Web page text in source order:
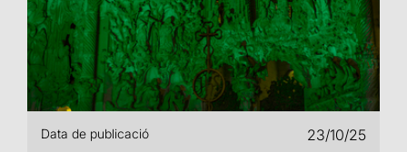
Data de publicació
23/10/25